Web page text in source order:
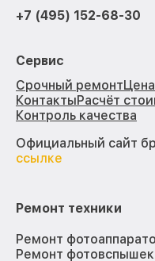
+7 (495) 152-68-30
Сервис
Срочный ремонт
КонтактыРасчёт
Контроль качества
Официальный сайт
ссылке
Ремонт техники
Ремонт
Ремонт фотовспышек